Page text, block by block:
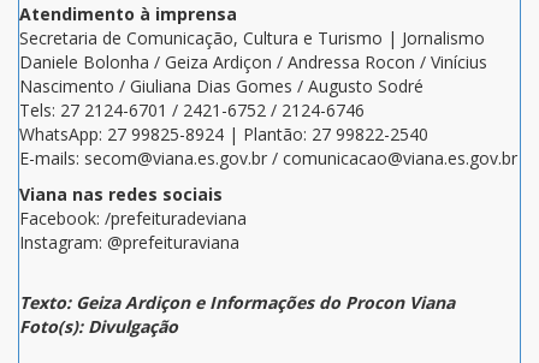
Atendimento à imprensa
Secretaria de Comunicação, Cultura e Turismo | Jornalismo
Daniele Bolonha / Geiza Ardiçon / Andressa Rocon / Vinícius
Nascimento / Giuliana Dias Gomes / Augusto Sodré
Tels: 27 2124-6701 / 2421-6752 / 2124-6746
WhatsApp: 27 99825-8924 | Plantão: 27 99822-2540
E-mails: secom@viana.es.gov.br / comunicacao@viana.es.gov.br
Viana nas redes sociais
Facebook: /prefeituradeviana
Instagram: @prefeituraviana
Texto: Geiza Ardiçon e Informações do Procon Viana
Foto(s): Divulgação